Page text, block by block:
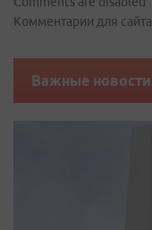
Комментарии для сайта
Важные новости